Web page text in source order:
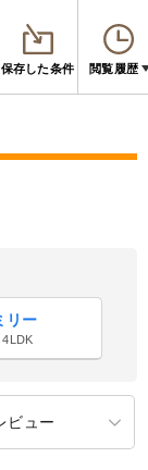
保存した条件 閲覧履歴
リー
ビュー